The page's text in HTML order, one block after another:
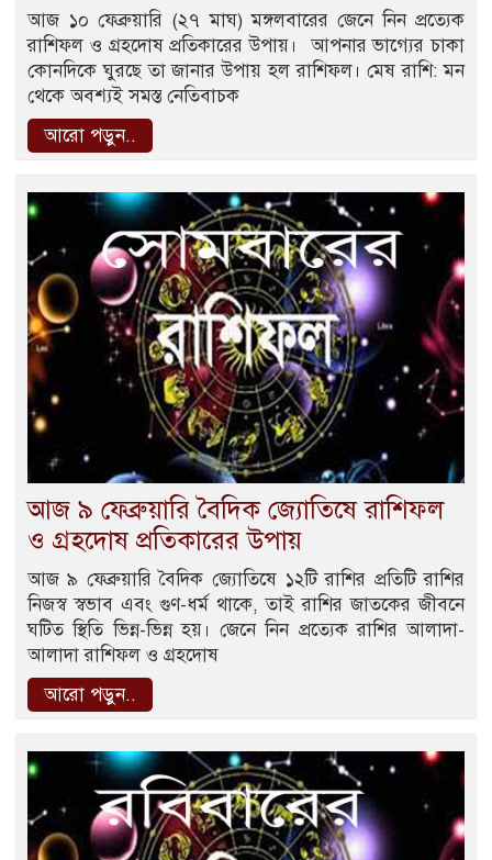
আজ ১০ ফেব্রুয়ারি (২৭ মাঘ) মঙ্গলবারের জেনে নিন প্রত্যেক
রাশিফল ও গ্রহদোষ প্রতিকারের উপায়। আপনার ভাগ্যের চাকা
কোনদিকে ঘুরছে তা জানার উপায় হল রাশিফল। মেষ রাশি: মন
থেকে অবশ্যই সমস্ত নেতিবাচক
আরো পড়ুন..
আজ ৯ ফেব্রুয়ারি বৈদিক জ্যোতিষে রাশিফল
ও গ্রহদোষ প্রতিকারের উপায়
আজ ৯ ফেব্রুয়ারি বৈদিক জ্যোতিষে ১২টি রাশির প্রতিটি রাশির
নিজস্ব স্বভাব এবং গুণ-ধর্ম থাকে, তাই রাশির জাতকের জীবনে
ঘটিত স্থিতি ভিন্ন-ভিন্ন হয়। জেনে নিন প্রত্যেক রাশির আলাদা-
আলাদা রাশিফল ও গ্রহদোষ
আরো পড়ুন..